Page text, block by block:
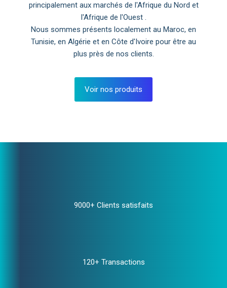
principalement aux marchés de l'Afrique du Nord et
l'Afrique de l'Ouest .
Nous sommes présents localement au Maroc, en
Tunisie, en Algérie et en Côte d'Ivoire pour être au
plus près de nos clients.
Voir nos produits
9000+ Clients satisfaits
120+ Transactions